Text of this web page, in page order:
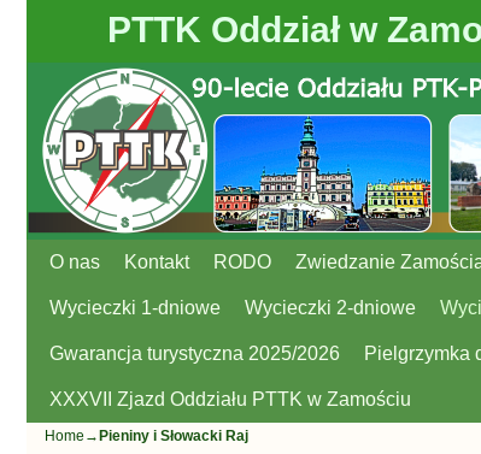
PTTK Oddział w
Przejdź do głównej treści
Przejdź do
O nas Kontakt RODO Zwiedzanie
Wycieczki 1-dniowe Wycieczki 2-dniowe
Gwarancja turystyczna 2025/2026 Pielgrzymka
XXXVII Zjazd Oddziału PTTK w Zamościu
Home →Pieniny i Słowacki Raj